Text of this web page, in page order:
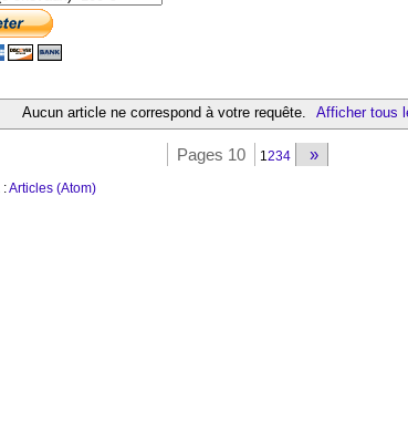
Aucun article ne correspond à votre requête. Afficher tous
Pages 10 1234 »
:Articles (Atom)